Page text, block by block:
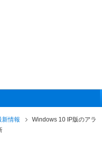
新情報
Windows 10 IP版のアラ